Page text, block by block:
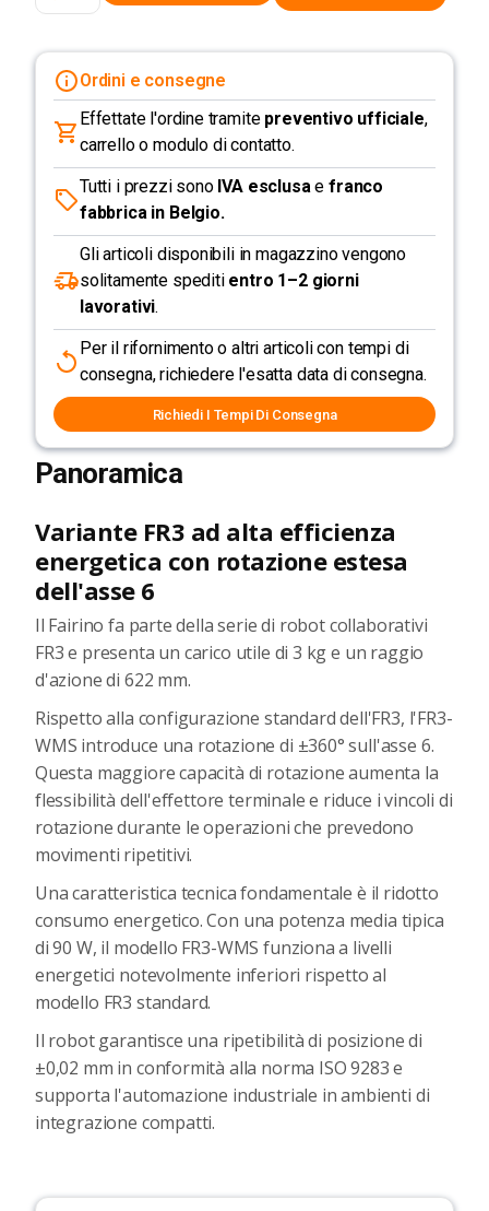
Ordini e consegne
Effettate l'ordine tramite preventivo ufficiale,
carrello o modulo di contatto.
Tutti i prezzi sono IVA esclusaefranco
fabbrica in Belgio.
Gli articoli disponibili in magazzino vengono
solitamente spediti entro 1–2 giorni
lavorativi.
Per il rifornimento o altri articoli con tempi di
consegna, richiedere l'esatta data di consegna.
Richiedi I Tempi Di Consegna
Panoramica
Variante FR3 ad alta efficienza
energetica con rotazione estesa
dell'asse 6
Il Fairino fa parte della serie di robot collaborativi
FR3 e presenta un carico utile di 3 kg e un raggio
d'azione di 622 mm.
Rispetto alla configurazione standard dell'FR3, l'FR3-
WMS introduce una rotazione di ±360° sull'asse 6.
Questa maggiore capacità di rotazione aumenta la
flessibilità dell'effettore terminale e riduce i vincoli di
rotazione durante le operazioni che prevedono
movimenti ripetitivi.
Una caratteristica tecnica fondamentale è il ridotto
consumo energetico. Con una potenza media tipica
di 90 W, il modello FR3-WMS funziona a livelli
energetici notevolmente inferiori rispetto al
modello FR3 standard.
Il robot garantisce una ripetibilità di posizione di
±0,02 mm in conformità alla norma ISO 9283 e
supporta l'automazione industriale in ambienti di
integrazione compatti.